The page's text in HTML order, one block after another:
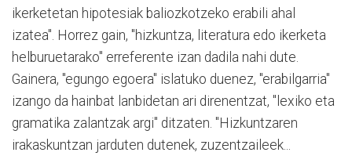
ikerketetan hipotesiak baliozkotzeko erabili ahal
izatea". Horrez gain, "hizkuntza, literatura edo ikerketa
helburuetarako" erreferente izan dadila nahi dute.
Gainera, "egungo egoera" islatuko duenez, "erabilgarria"
izango da hainbat lanbidetan ari direnentzat, "lexiko eta
gramatika zalantzak argi" ditzaten. "Hizkuntzaren
irakaskuntzan jarduten dutenek, zuzentzaileek...